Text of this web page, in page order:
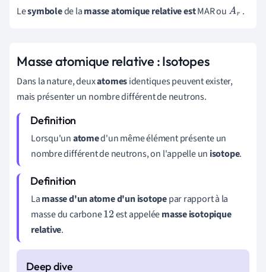
Lesymbolede lamasse atomique relative estMAR ouAr .
Masse atomique relative : Isotopes
Dans la nature, deuxatomesidentiques peuvent exister,
mais présenter un nombre différent de neutrons.
Lorsqu'unatomed'un même élément présente un
nombre différent de neutrons, on l'appelle un isotope.
Lamasse d'un atome d'un isotopepar rapport à la
masse du carbone12 est appeléemasse isotopique
relative.